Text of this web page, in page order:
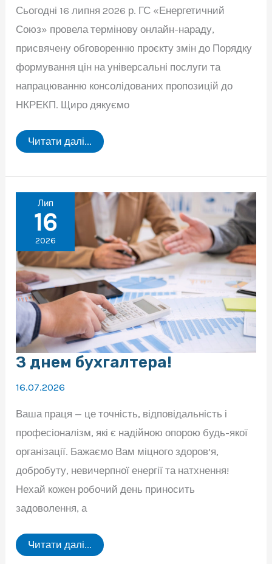
Сьогодні 16 липня 2026 р. ГС «Енергетичний
Союз» провела термінову онлайн-нараду,
присвячену обговоренню проєкту змін до Порядку
формування цін на універсальні послуги та
напрацюванню консолідованих пропозицій до
НКРЕКП. Щиро дякуємо
Зміни
до
на
універсальні
послуги:
ГС
«Енергетичний
Союз»
провела
термінову
онлайн-
нараду
Читати далі...
Лип
16
2026
З днем бухгалтера!
16.07.2026
Ваша праця — це точність, відповідальність і
професіоналізм, які є надійною опорою будь-якої
організації. Бажаємо Вам міцного здоров’я,
добробуту, невичерпної енергії та натхнення!
Нехай кожен робочий день приносить
задоволення, а
З
днем
Читати далі...